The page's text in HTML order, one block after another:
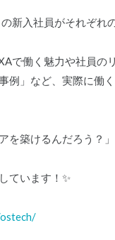
新入社員がそれぞれ
で働く魅力や社員の
例」など、実際に働
を築けるんだろう？
ています！✨